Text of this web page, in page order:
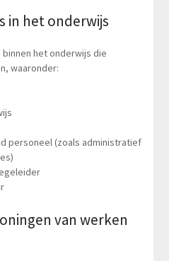
in het onderwijs
het onderwijs die
waaronder:
personeel (zoals administratief
van werken